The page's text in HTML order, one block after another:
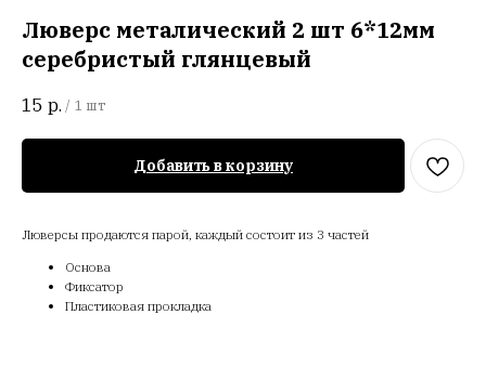
Люверс металический 2 шт 6*12мм
серебристый глянцевый
15 р. / 1 шт
Добавить в корзину
Люверсы продаются парой, каждый состоит из 3 частей
Основа
Фиксатор
Пластиковая прокладка